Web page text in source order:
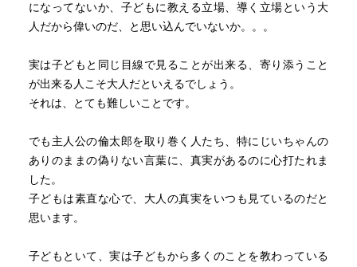
になってないか、子どもに教える立場、導く立場という大
人だから偉いのだ、と思い込んでいないか。。。
実は子どもと同じ目線で見ることが出来る、寄り添うこと
が出来る人こそ大人だといえるでしょう。
それは、とても難しいことです。
でも主人公の倫太郎を取り巻く人たち、特にじいちゃんの
ありのままの偽りない言葉に、真実があるのに心打たれま
した。
子どもは素直な心で、大人の真実をいつも見ているのだと
思います。
子どもといて、実は子どもから多くのことを教わっている